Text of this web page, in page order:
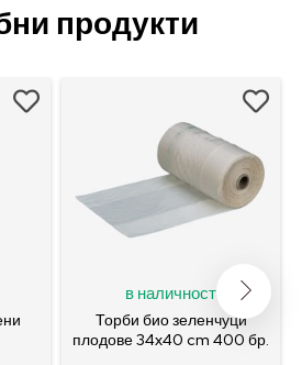
продукти
в наличност
Торби био зеленчуци
плодове 34x40 cm 400 бр.